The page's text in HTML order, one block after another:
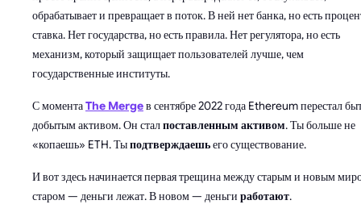
обрабатывает и превращает в поток. В ней нет банка, но есть
ставка. Нет государства, но есть правила. Нет регулятора, но есть
механизм, который защищает пользователей лучше, чем
государственные институты.
С моментаThe Mergeв сентябре 2022 года Ethereum перестал
добытым активом. Он сталпоставленным активом. Ты больше не
«копаешь» ETH. Тыподтверждаешьего существование.
И вот здесь начинается первая трещина между старым и новым
старом — деньги лежат. В новом — деньги работают.